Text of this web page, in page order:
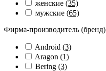
женские (35)
мужские (65)
Фирма-производитель (бренд)
Android (3)
Aragon (1)
Bering (3)